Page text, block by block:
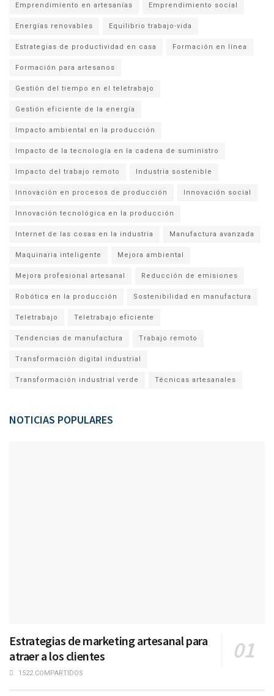
Emprendimiento en artesanías Emprendimiento social
Energías renovables Equilibrio trabajo-vida
Estrategias de productividad en casa Formación en línea
Formación para artesanos
Gestión del tiempo en el teletrabajo
Gestión eficiente de la energía
Impacto ambiental en la producción
Impacto de la tecnología en la cadena de suministro
Impacto del trabajo remoto Industria sostenible
Innovación en procesos de producción Innovación social
Innovación tecnológica en la producción
Internet de las cosas en la industria Manufactura avanzada
Maquinaria inteligente Mejora ambiental
Mejora profesional artesanal Reducción de emisiones
Robótica en la producción Sostenibilidad en manufactura
Teletrabajo Teletrabajo eficiente
Tendencias de manufactura Trabajo remoto
Transformación digital industrial
Transformación industrial verde Técnicas artesanales
NOTICIAS POPULARES
Estrategias de marketing artesanal para
atraer a los clientes
1522 COMPARTIDOS